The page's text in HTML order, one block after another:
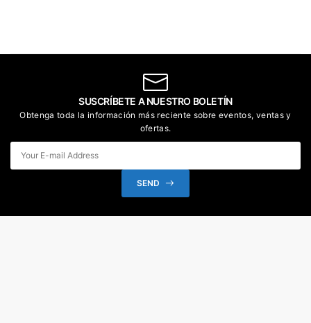
SUSCRÍBETE A NUESTRO BOLETÍN
Obtenga toda la información más reciente sobre eventos, ventas y
ofertas.
SEND